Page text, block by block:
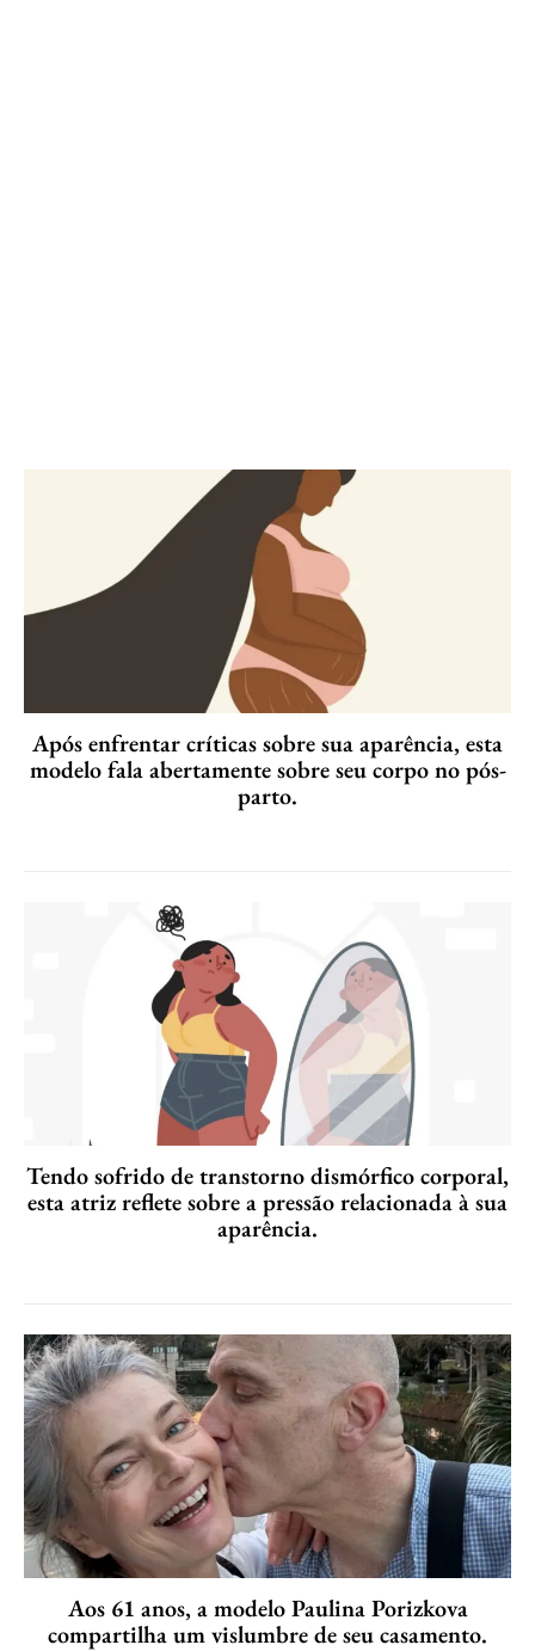
Após enfrentar críticas sobre sua aparência, esta
modelo fala abertamente sobre seu corpo no pós-
parto.
Tendo sofrido de transtorno dismórfico corporal,
esta atriz reflete sobre a pressão relacionada à sua
aparência.
Aos 61 anos, a modelo Paulina Porizkova
compartilha um vislumbre de seu casamento.